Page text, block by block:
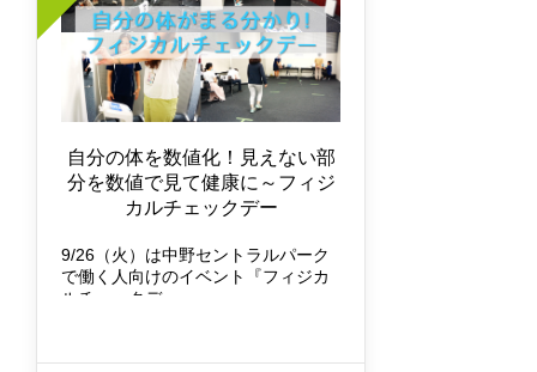
自分の体を数値化！見えない部
分を数値で見て健康に～フィジ
カルチェックデー
9/26（火）は中野セントラルパーク
で働く人向けのイベント『フィジカ
ルチェックデ…